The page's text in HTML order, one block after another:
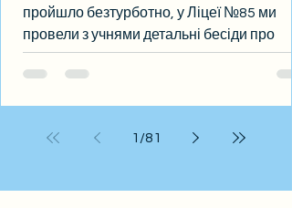
пройшло безтурботно, у Ліцеї №85 ми
провели з учнями детальні бесіди про
безпеку. Проте без вашої підтримки нам
обійтися. Будь ласка, будьте для дітей
тривоги: не ігнорувати сирени та одразу
незнайоми
1 /81